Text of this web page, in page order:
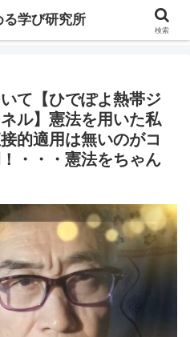
て研究し、セミナーや情報（ブログ、動
て【ひでぽよ熱帯ジ
ル】憲法を用いた私
的適用は無いのがコ
・・・憲法をちゃん
る学び研究所
検索